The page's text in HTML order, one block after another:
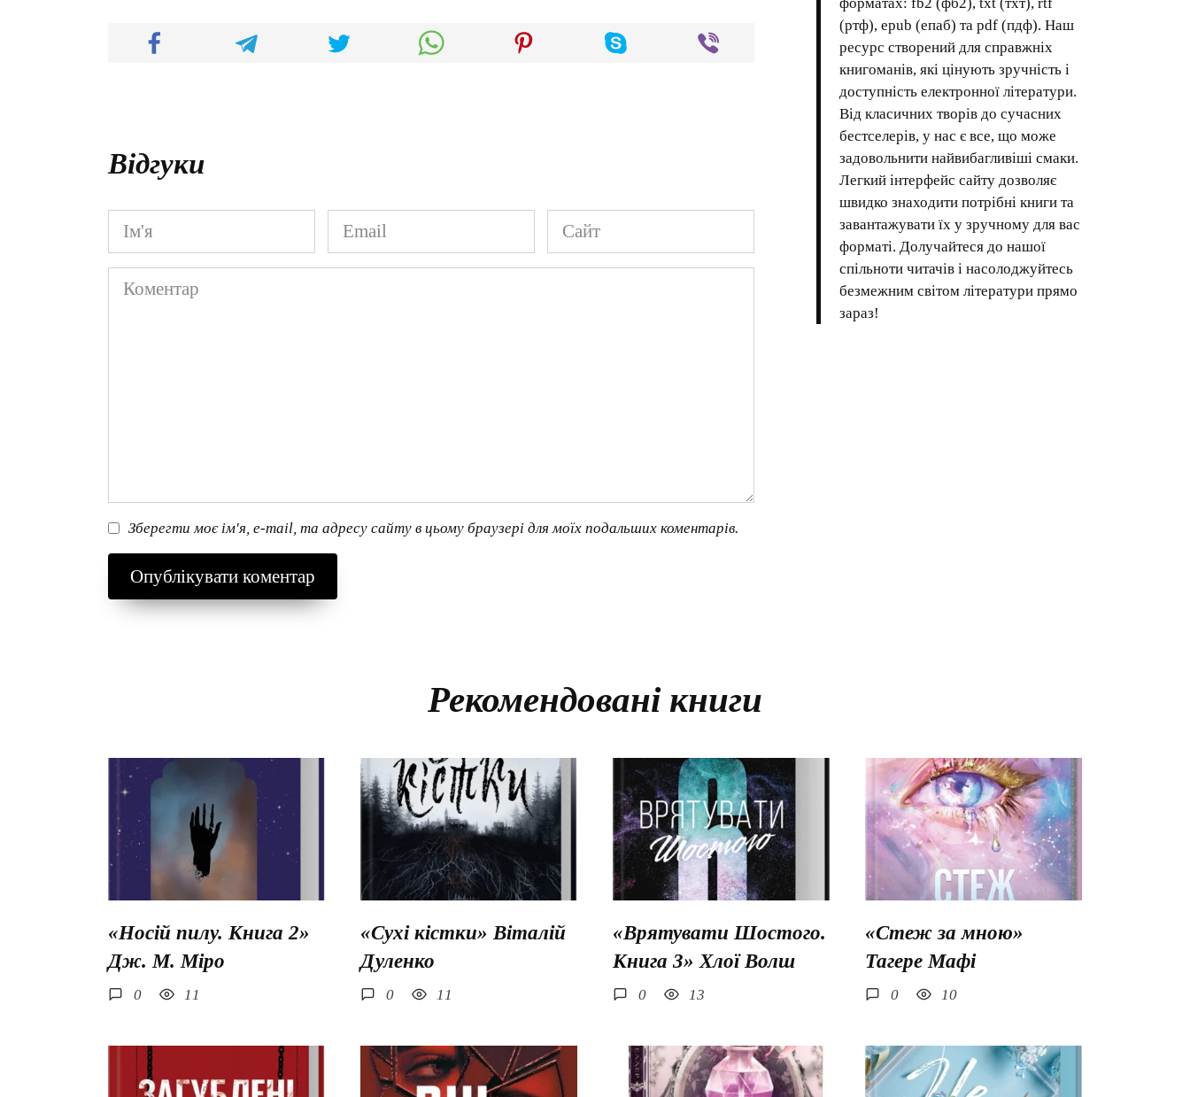
Відгуки
Ім'я
*
Email
*
Сайт
Коментар
Зберегти моє ім'я, e-mail, та адресу сайту в цьому браузері для моїх подальших коментарів.
(ртф), epub (епаб) та pdf (пдф). Наш
ресурс створений для справжніх
книгоманів, які цінують зручність і
доступність електронної літератури.
Від класичних творів до сучасних
бестселерів, у нас є все, що може
задовольнити найвибагливіші смаки.
Легкий інтерфейс сайту дозволяє
швидко знаходити потрібні книги та
завантажувати їх у зручному для вас
форматі. Долучайтеся до нашої
спільноти читачів і насолоджуйтесь
безмежним світом літератури прямо
зараз!
Рекомендовані книги
«Носій пилу. Книга 2»
Дж. М. Міро
0 11
«Сухі кістки» Віталій
Дуленко
0 11
«Врятувати Шостого.
Книга 3» Хлої Волш
0 13
«Стеж за мною»
Тагере Мафі
0 10